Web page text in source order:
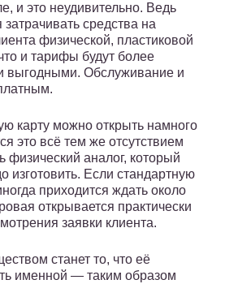
и это неудивительно. Ведь
средства на
физической, пластиковой
и тарифы будут более
выгодными. Обслуживание и
карту можно открыть намного
это всё тем же отсутствием
физический аналог, который
изготовить. Если стандартную
приходится ждать около
открывается практически
заявки клиента.
станет то, что её
именной — таким образом